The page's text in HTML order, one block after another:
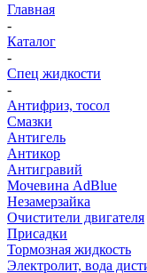
Главная
-
Каталог
-
Спец жидкости
-
Антифриз, тосол
Смазки
Антигель
Антикор
Антигравий
Мочевина AdBlue
Незамерзайка
Очистители двигателя
Присадки
Тормозная жидкость
Электролит, вода